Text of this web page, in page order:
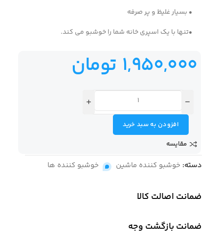
• بسیار غلیظ و پر صرفه
•تنها با یک اسپری خانه شما را خوشبو می کند.
1,950,000 تومان
افزودن به سبد خرید
مقایسه
دسته: خوشبو کننده ماشین , خوشبو کننده ها
ضمانت اصالت کالا
ضمانت بازگشت وجه